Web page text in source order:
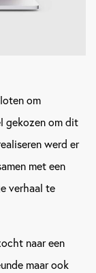
om
gekozen om dit
werd er
met een
verhaal te
naar een
maar ook